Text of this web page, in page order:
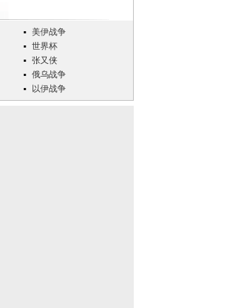
美伊战争
世界杯
张又侠
俄乌战争
以伊战争